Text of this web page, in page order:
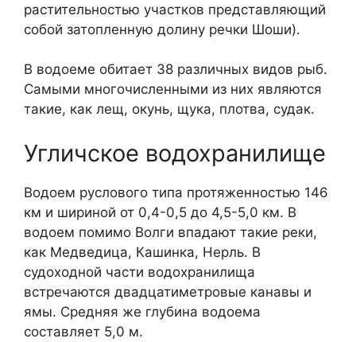
растительностью участков представляющий
собой затопленную долину речки Шоши).
В водоеме обитает 38 различных видов рыб.
Самыми многочисленными из них являются
такие, как лещ, окунь, щука, плотва, судак.
Угличское водохранилище
Водоем руслового типа протяженностью 146
км и шириной от 0,4-0,5 до 4,5-5,0 км. В
водоем помимо Волги впадают такие реки,
как Медведица, Кашинка, Нерль. В
судоходной части водохранилища
встречаются двадцатиметровые канавы и
ямы. Средняя же глубина водоема
составляет 5,0 м.